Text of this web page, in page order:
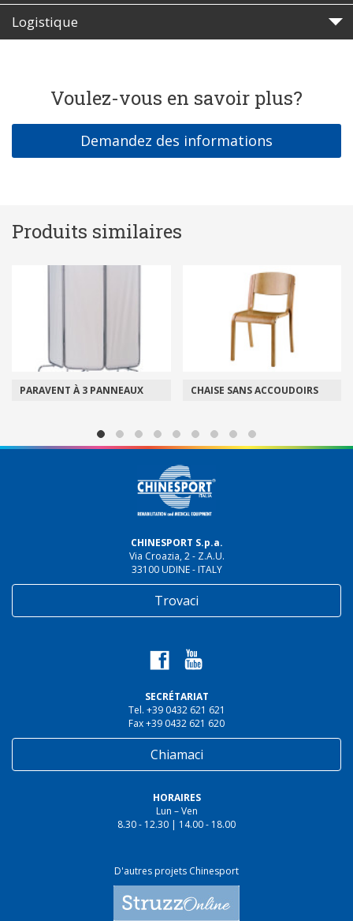
Logistique
Voulez-vous en savoir plus?
Demandez des informations
Produits similaires
PARAVENT À 3 PANNEAUX CHAISE SANS ACCOUDOIRS
CHINESPORT S.p.a.
Via Croazia, 2 - Z.A.U.
33100 UDINE - ITALY
Trovaci
SECRÉTARIAT
Tel. +39 0432 621 621
Fax +39 0432 621 620
Chiamaci
HORAIRES
Lun – Ven
8.30 - 12.30 | 14.00 - 18.00
D'autres projets Chinesport